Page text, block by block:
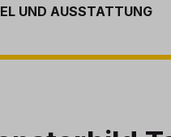
UND AUSSTATTUNG